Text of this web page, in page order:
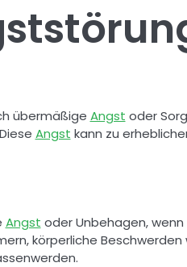
übermäßige Angst oder
Angst kann zu
Angst oder Unbehagen,
körperliche Beschwerden